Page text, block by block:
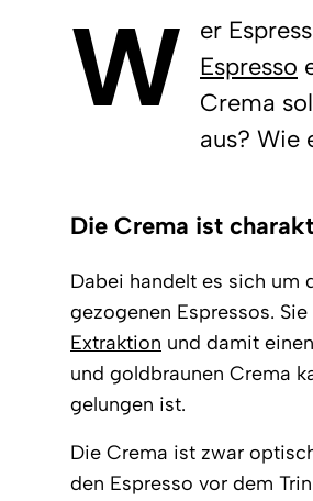
W er
Espresso
Crema
aus? Wie
Die Crema ist
Dabei handelt es sich um
gezogenen Espressos.
Extraktion und damit einen
und goldbraunen Crema
gelungen ist.
Die Crema ist zwar
den Espresso vor dem